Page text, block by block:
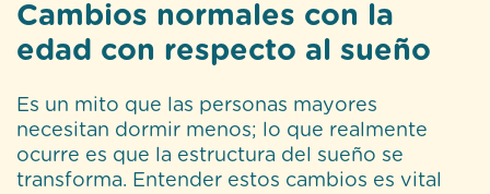
Cambios normales con la
edad con respecto al sueño
Es un mito que las personas mayores
necesitan dormir menos; lo que realmente
ocurre es que la estructura del sueño se
transforma. Entender estos cambios es vital